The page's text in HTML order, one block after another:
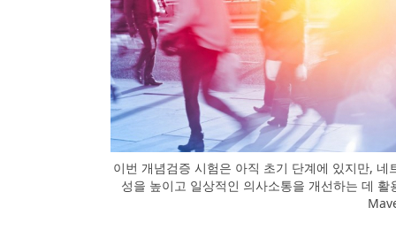
이번 개념검증 시험은 아직 초기 단계에 있지만,
성을 높이고 일상적인 의사소통을 개선하는 데